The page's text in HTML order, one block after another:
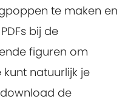
te maken en
bij de
figuren om
natuurlijk je
de